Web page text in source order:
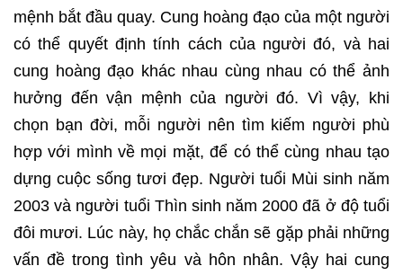
mệnh bắt đầu quay. Cung hoàng đạo của một người
có thể quyết định tính cách của người đó, và hai
cung hoàng đạo khác nhau cùng nhau có thể ảnh
hưởng đến vận mệnh của người đó. Vì vậy, khi
chọn bạn đời, mỗi người nên tìm kiếm người phù
hợp với mình về mọi mặt, để có thể cùng nhau tạo
dựng cuộc sống tươi đẹp. Người tuổi Mùi sinh năm
2003 và người tuổi Thìn sinh năm 2000 đã ở độ tuổi
đôi mươi. Lúc này, họ chắc chắn sẽ gặp phải những
vấn đề trong tình yêu và hôn nhân. Vậy hai cung